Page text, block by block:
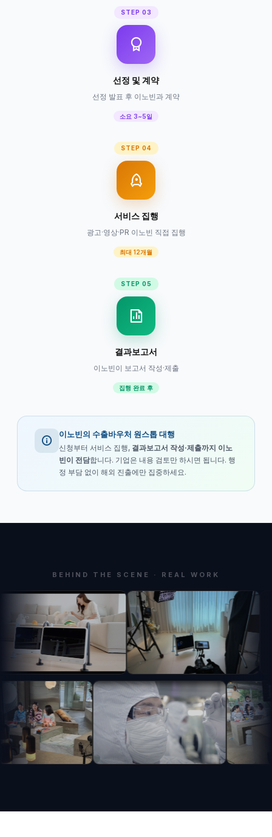
STEP 03
선정 및 계약
선정 발표 후 이노빈과 계약
소요 3~5일
STEP 04
서비스 집행
광고·영상·PR 이노빈 직접 집행
최대 12개월
STEP 05
결과보고서
이노빈이 보고서 작성·제출
집행 완료 후
이노빈의 수출바우처 원스톱 대행
신청부터 서비스 집행, 결과보고서 작성·제출까지 이노
빈이 전담합니다. 기업은 내용 검토만 하시면 됩니다. 행
정 부담 없이 해외 진출에만 집중하세요.
BEHIND THE SCENE · REAL WORK